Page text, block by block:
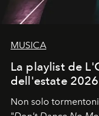
MUSICA
La playlist de
dell'estate 2026
Non solo